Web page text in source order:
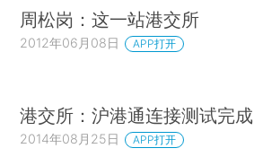
周松岗：这一站港交所
2012年06月08日 APP打开
港交所：沪港通连接测试完成
2014年08月25日 APP打开